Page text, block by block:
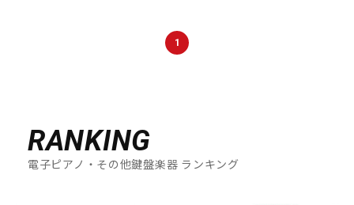
1
RANKING
電子ピアノ・その他鍵盤楽器 ランキング